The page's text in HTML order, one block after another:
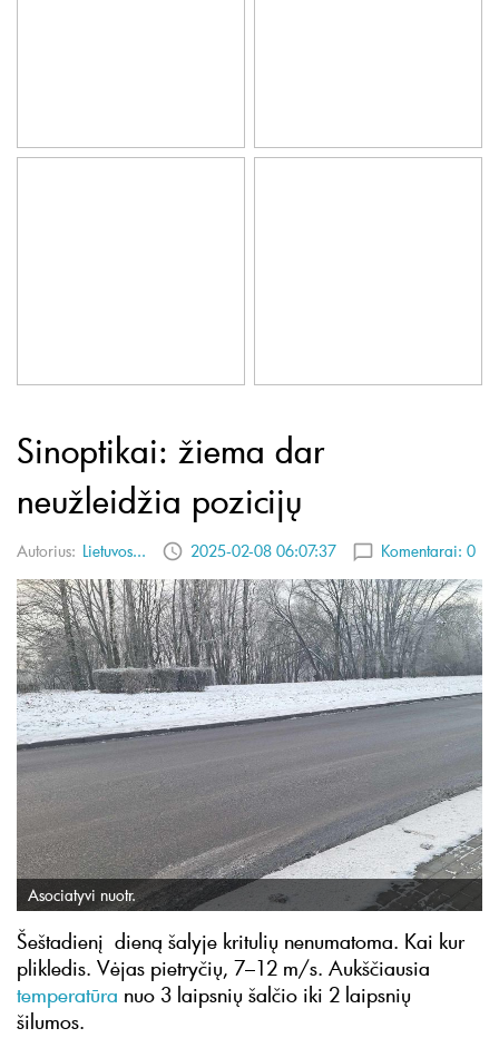
Sinoptikai: žiema dar
neužleidžia pozicijų
Autorius: Lietuvos... 2025-02-08 06:07:37 Komentarai: 0
Asociatyvi nuotr.
Šeštadienį dieną šalyje kritulių nenumatoma. Kai kur
plikledis. Vėjas pietryčių, 7–12 m/s. Aukščiausia
temperatūra nuo 3 laipsnių šalčio iki 2 laipsnių
šilumos.